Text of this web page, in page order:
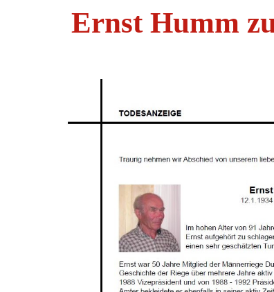
Ernst Humm